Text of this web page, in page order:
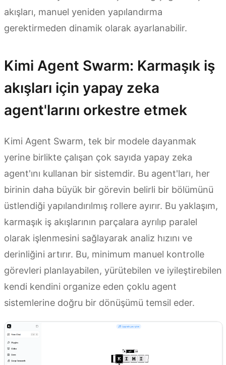
akışları, manuel yeniden yapılandırma
gerektirmeden dinamik olarak ayarlanabilir.
Kimi Agent Swarm: Karmaşık iş
akışları için yapay zeka
agent'larını orkestre etmek
Kimi Agent Swarm, tek bir modele dayanmak
yerine birlikte çalışan çok sayıda yapay zeka
agent'ını kullanan bir sistemdir. Bu agent'ları, her
birinin daha büyük bir görevin belirli bir bölümünü
üstlendiği yapılandırılmış rollere ayırır. Bu yaklaşım,
karmaşık iş akışlarının parçalara ayrılıp paralel
olarak işlenmesini sağlayarak analiz hızını ve
derinliğini artırır. Bu, minimum manuel kontrolle
görevleri planlayabilen, yürütebilen ve iyileştirebilen
kendi kendini organize eden çoklu agent
sistemlerine doğru bir dönüşümü temsil eder.